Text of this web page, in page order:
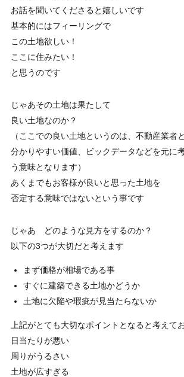
お話を聞いてくださると嬉しいです
基本的にはフィーリングで
この土地欲しい！
ここに住みたい！
と思うのです
じゃあその土地は果たして
良い土地なのか？
（ここでの良い土地というのは、不動産業者
分かりやすい価値、ビックデータなどを元に
う意味となります）
あくまでもお客様が良いと思った土地を
否定する意味ではないという事です
じゃあ どのような見方をするのか？
以下の3つが大切だと考えます
まず価格が相場である事
すぐに建築できる土地かどうか
土地に欠陥や瑕疵が見当たらないか
上記がとても大切なポイントとなると考えて
日当たりが悪い
周りがうるさい
土地が広すぎる